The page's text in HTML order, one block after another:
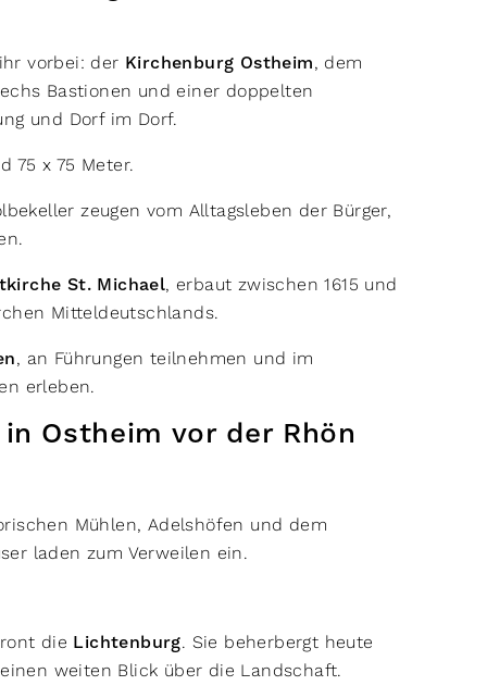
vorbei: der Kirchenburg Ostheim, dem
Bastionen und einer doppelten
und Dorf im Dorf.
75 x 75 Meter.
zeugen vom Alltagsleben der Bürger,
St. Michael, erbaut zwischen 1615 und
Mitteldeutschlands.
, an Führungen teilnehmen und im
erleben.
Ostheim vor der Rhön
Mühlen, Adelshöfen und dem
laden zum Verweilen ein.
die Lichtenburg. Sie beherbergt heute
weiten Blick über die Landschaft.